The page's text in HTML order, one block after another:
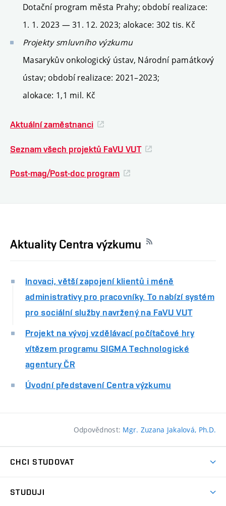
Dotační program města Prahy; období realizace:
1. 1. 2023 — 31. 12. 2023; alokace: 302 tis. Kč
Projekty smluvního výzkumu
Masarykův onkologický ústav, Národní památkový
ústav; období realizace: 2021–2023;
alokace: 1,1 mil. Kč
Aktuální zaměstnanci
Seznam všech projektů FaVU VUT
Post-mag/Post-doc program
Aktuality Centra výzkumu
Inovaci, větší zapojení klientů i méně
administrativy pro pracovníky. To nabízí systém
pro sociální služby navržený na FaVU VUT
Projekt na vývoj vzdělávací počítačové hry
vítězem programu SIGMA Technologické
agentury ČR
Úvodní představení Centra výzkumu
Odpovědnost: Mgr. Zuzana Jakalová, Ph.D.
CHCI STUDOVAT
STUDUJI